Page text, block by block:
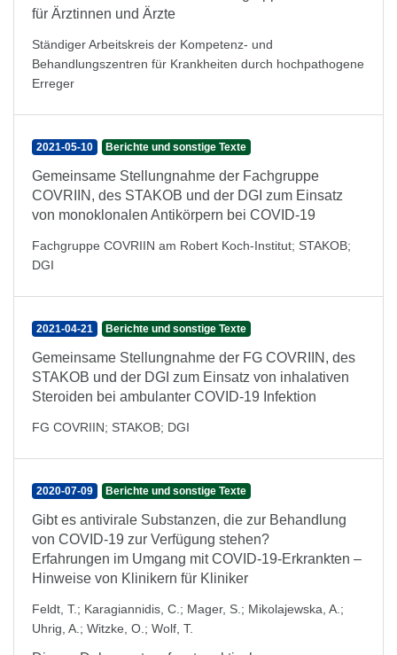
für Ärztinnen und Ärzte
Ständiger Arbeitskreis der Kompetenz- und
Behandlungszentren für Krankheiten durch hochpathogene
Erreger
2021-05-10 Berichte und sonstige Texte
Gemeinsame Stellungnahme der Fachgruppe
COVRIIN, des STAKOB und der DGI zum Einsatz
von monoklonalen Antikörpern bei COVID-19
Fachgruppe COVRIIN am Robert Koch-Institut; STAKOB;
DGI
2021-04-21 Berichte und sonstige Texte
Gemeinsame Stellungnahme der FG COVRIIN, des
STAKOB und der DGI zum Einsatz von inhalativen
Steroiden bei ambulanter COVID-19 Infektion
FG COVRIIN; STAKOB; DGI
2020-07-09 Berichte und sonstige Texte
Gibt es antivirale Substanzen, die zur Behandlung
von COVID-19 zur Verfügung stehen?
Erfahrungen im Umgang mit COVID-19-Erkrankten –
Hinweise von Klinikern für Kliniker
Feldt, T.; Karagiannidis, C. ; Mager, S. ; Mikolajewska, A. ;
Uhrig, A. ; Witzke, O. ; Wolf, T.